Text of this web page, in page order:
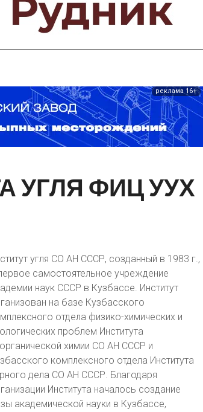
и компании
Конференции
реклама 16+
УГЛЯ ФИЦУУХ
угля СО АН СССР, созданный в 1983 г.,
самостоятельное учреждение
наук СССР в Кузбассе. Институт
на базе Кузбасского
отдела физико-химических и
проблем Института
химии СО АН СССР и
комплексного отдела Института
дела СО АН СССР. Благодаря
Института началось создание
академической науки в Кузбассе,